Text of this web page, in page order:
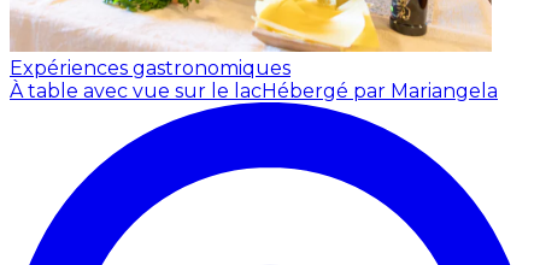
Expériences gastronomiques
À table avec vue sur le lacHébergé par Mariangela